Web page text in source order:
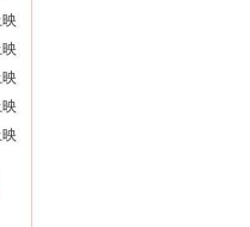
映
映
映
映
映